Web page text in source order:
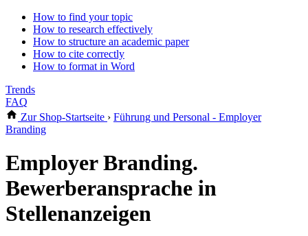
How to find your topic
How to research effectively
How to structure an academic paper
How to cite correctly
How to format in Word
Trends
FAQ
Zur Shop-Startseite › Führung und Personal - Employer
Branding
Employer Branding.
Bewerberansprache in
Stellenanzeigen